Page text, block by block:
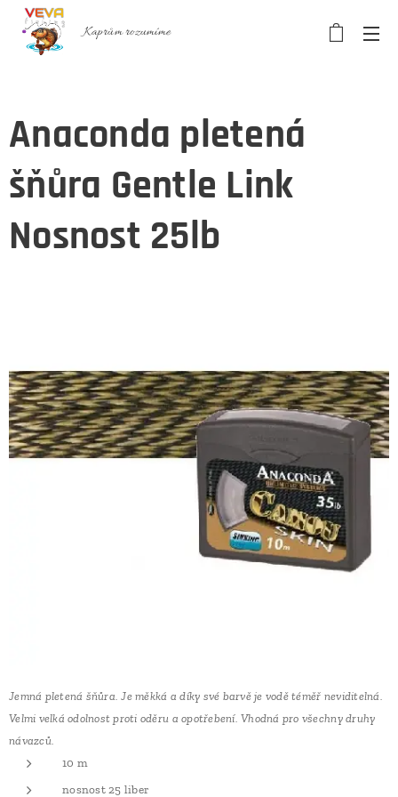
Kaprům rozumíme
Anaconda pletená
šňůra Gentle Link
Nosnost 25lb
Jemná pletená šňůra. Je měkká a díky své barvě je vodě téměř neviditelná.
Velmi velká odolnost proti oděru a opotřebení. Vhodná pro všechny druhy
návazců.
10 m
nosnost 25 liber